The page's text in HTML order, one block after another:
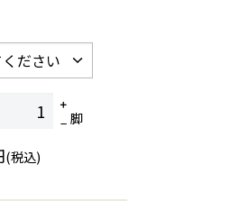
脚
(税込)